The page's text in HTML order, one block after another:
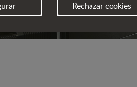
Rechazar cookies